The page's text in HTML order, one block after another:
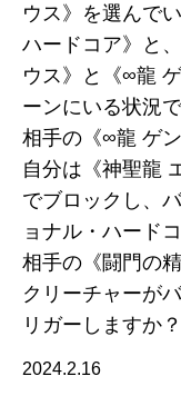
ウス》を選んで
ハードコア》と
ウス》と《∞龍
ーンにいる状況で
相手の《∞龍 ゲ
自分は《神聖龍
でブロックし、
ョナル・ハード
相手の《闘門の
クリーチャーが
リガーしますか？
2024.2.16